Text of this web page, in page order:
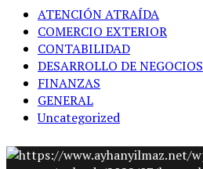
ATENCIÓN ATRAÍDA
COMERCIO EXTERIOR
CONTABILIDAD
DESARROLLO DE NEGOCIOS
FINANZAS
GENERAL
Uncategorized